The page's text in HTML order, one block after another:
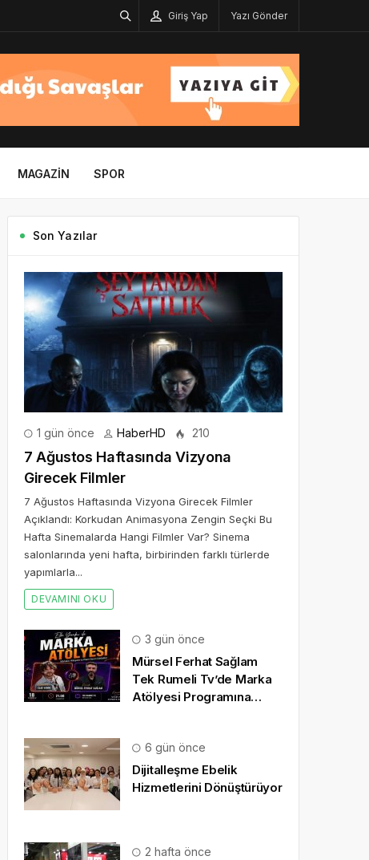
Giriş Yap Yazı Gönder
MAGAZIN SPOR
Son Yazılar
1 gün önce HaberHD 210
7 Ağustos Haftasında Vizyona
Girecek Filmler
7 Ağustos Haftasında Vizyona Girecek Filmler
Açıklandı: Korkudan Animasyona Zengin Seçki Bu
Hafta Sinemalarda Hangi Filmler Var? Sinema
salonlarında yeni hafta, birbirinden farklı türlerde
yapımlarla...
DEVAMINI OKU
3 gün önce
Mürsel Ferhat Sağlam
Tek Rumeli Tv’de Marka
Atölyesi Programına
6 gün önce
Dijitalleşme Ebelik
Hizmetlerini Dönüştürüyor
2 hafta önce